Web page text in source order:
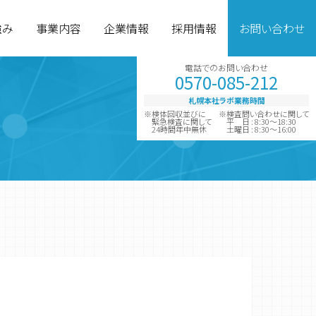
電話でのお問い合わせ
0570-085-212
札幌本社ラボ業務時間
※検体回収並びに
緊急検査に関して
24時間年中無休
※検査問い合わせに関して
平 日 : 8:30～18:30
土曜日 : 8:30～16:00
事業内容 企業情報 採用情報 お問い合わせ